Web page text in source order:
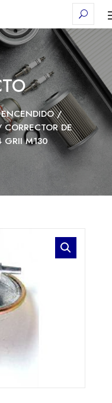
ENCENDIDO/
DE
GRII M130